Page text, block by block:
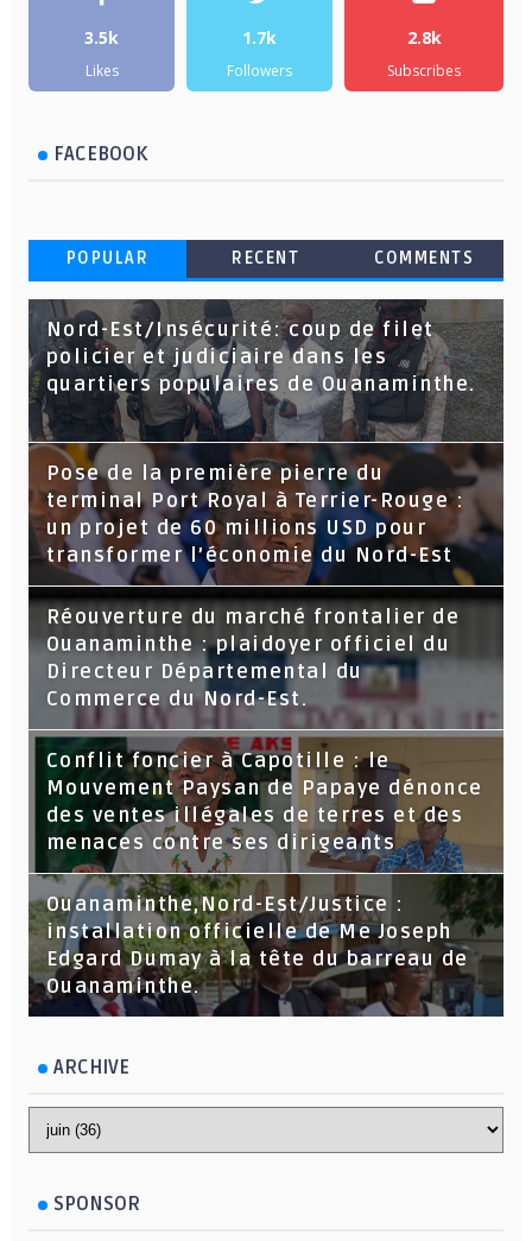
3.5k
Likes
1.7k
Followers
2.8k
Subscribes
FACEBOOK
POPULAR RECENT COMMENTS
Nord-Est/Insécurité: coup de filet
policier et judiciaire dans les
quartiers populaires de Ouanaminthe.
Pose de la première pierre du
terminal Port Royal à Terrier-Rouge :
un projet de 60 millions USD pour
transformer l’économie du Nord-Est
Réouverture du marché frontalier de
Ouanaminthe : plaidoyer officiel du
Directeur Départemental du
Commerce du Nord-Est.
Conflit foncier à Capotille : le
Mouvement Paysan de Papaye dénonce
des ventes illégales de terres et des
menaces contre ses dirigeants
Ouanaminthe,Nord-Est/Justice :
installation officielle de Me Joseph
Edgard Dumay à la tête du barreau de
Ouanaminthe.
ARCHIVE
SPONSOR